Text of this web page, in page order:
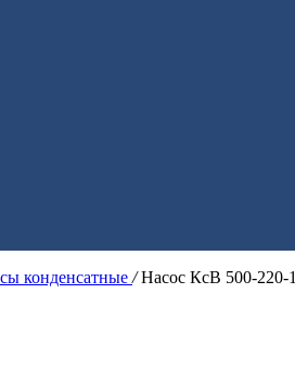
конденсатные / Насос КсВ 500-220-1